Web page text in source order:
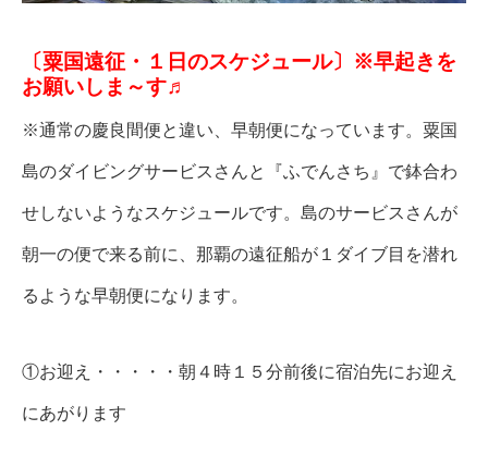
〔粟国遠征・１日のスケジュール〕※早起きを
お願いしま～す♬
※通常の慶良間便と違い、早朝便になっています。粟国
島のダイビングサービスさんと『ふでんさち』で鉢合わ
せしないようなスケジュールです。島のサービスさんが
朝一の便で来る前に、那覇の遠征船が１ダイブ目を潜れ
るような早朝便になります。
①お迎え・・・・・朝４時１５分前後に宿泊先にお迎え
にあがります